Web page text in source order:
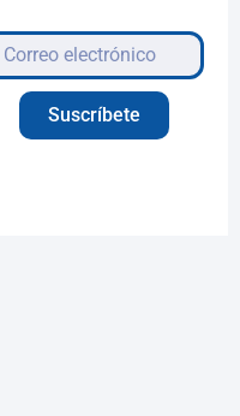
Suscríbete